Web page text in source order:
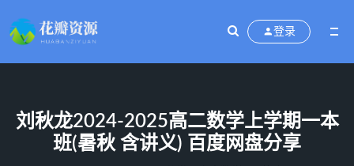
登录
刘秋龙2024-2025高二数学上学期一本
班(暑秋 含讲义) 百度网盘分享